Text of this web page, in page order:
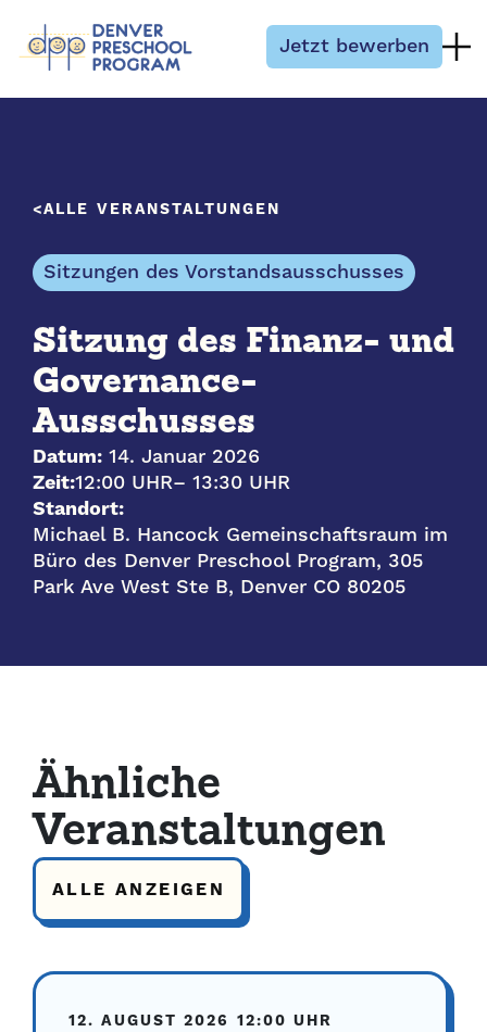
Jetzt bewerben
ALLE VERANSTALTUNGEN
Sitzungen des Vorstandsausschusses
Sitzung des Finanz- und
Governance-
Ausschusses
Datum: 14. Januar 2026
Zeit:12:00 UHR– 13:30 UHR
Standort:
Michael B. Hancock Gemeinschaftsraum im
Büro des Denver Preschool Program, 305
Park Ave West Ste B, Denver CO 80205
Ähnliche
Veranstaltungen
ALLE ANZEIGEN
12. AUGUST 2026 12:00 UHR